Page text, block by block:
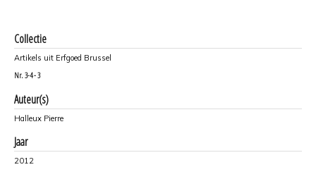
Collectie
Artikels uit Erfgoed Brussel
Nr. 3-4 - 3
Auteur(s)
Halleux Pierre
Jaar
2012